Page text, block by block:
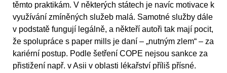
těmto praktikám. V některých státech je navíc motivace k
využívání zmíněných služeb malá. Samotné služby dále
v podstatě fungují legálně, a někteří autoři tak mají pocit,
že spolupráce s paper mills je daní – „nutným zlem“ – za
kariérní postup. Podle šetření COPE nejsou sankce za
přistižení např. v Asii v oblasti lékařství příliš přísné.